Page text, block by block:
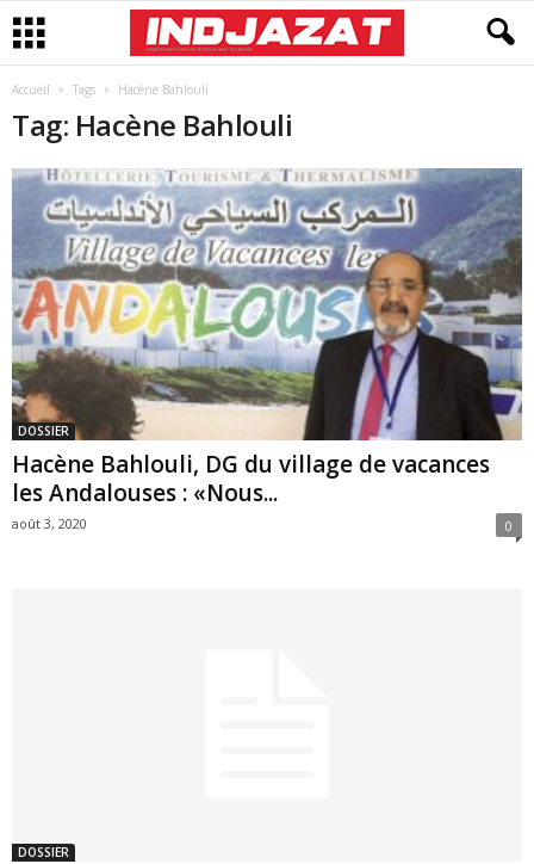
Accueil Tags Hacène Bahlouli
Tag: Hacène Bahlouli
DOSSIER
Hacène Bahlouli, DG du village de vacances
les Andalouses : «Nous...
août 3, 2020 0
DOSSIER